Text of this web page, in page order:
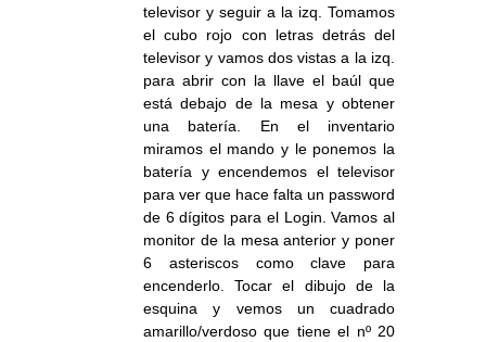
televisor y seguir a la izq. Tomamos
el cubo rojo con letras detrás del
televisor y vamos dos vistas a la izq.
para abrir con la llave el baúl que
está debajo de la mesa y obtener
una batería. En el inventario
miramos el mando y le ponemos la
batería y encendemos el televisor
para ver que hace falta un password
de 6 dígitos para el Login. Vamos al
monitor de la mesa anterior y poner
6 asteriscos como clave para
encenderlo. Tocar el dibujo de la
esquina y vemos un cuadrado
amarillo/verdoso que tiene el nº 20